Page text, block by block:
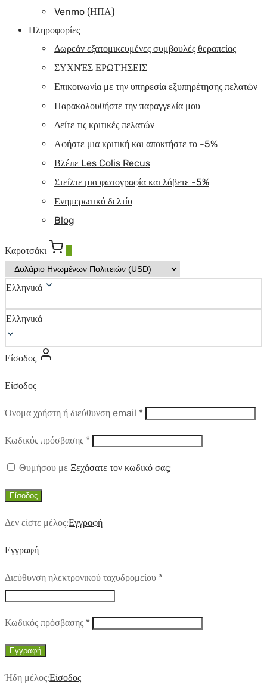
Venmo (ΗΠΑ)
Πληροφορίες
Δωρεάν εξατομικευμένες συμβουλές θεραπείας
ΣΥΧΝΈΣ ΕΡΩΤΉΣΕΙΣ
Επικοινωνία με την υπηρεσία εξυπηρέτησης πελατών
Παρακολουθήστε την παραγγελία μου
Δείτε τις κριτικές πελατών
Αφήστε μια κριτική και αποκτήστε το -5%
Βλέπε Les Colis Recus
Στείλτε μια φωτογραφία και λάβετε -5%
Ενημερωτικό δελτίο
Blog
Καροτσάκι
Ελληνικά
Ελληνικά
Είσοδος
Είσοδος
Όνομα χρήστη ή διεύθυνση email *Απαιτούμενο
Κωδικός πρόσβασης *Απαιτούμενο
Θυμήσου με Ξεχάσατε τον κωδικό σας;
Είσοδος
Δεν είστε μέλος;Εγγραφή
Εγγραφή
Διεύθυνση ηλεκτρονικού ταχυδρομείου *Απαιτούμενο
Κωδικός πρόσβασης *Απαιτούμενο
Εγγραφή
Ήδη μέλος;Είσοδος